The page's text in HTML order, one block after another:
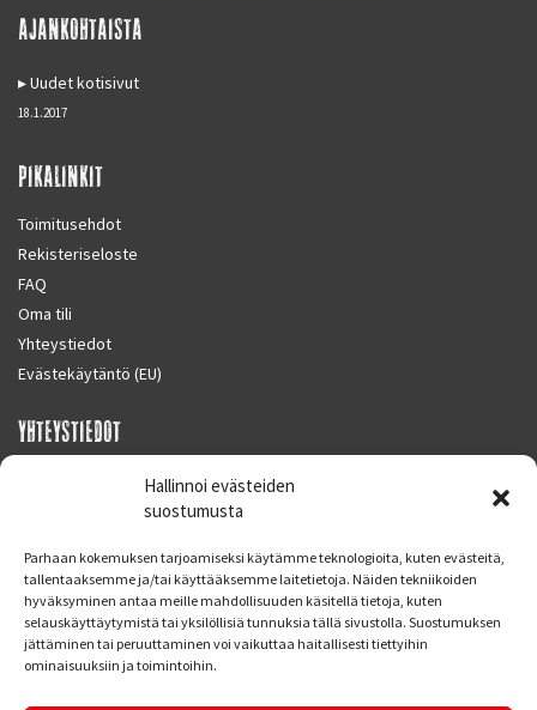
Hallinnoi evästeiden
suostumusta
Parhaan kokemuksen tarjoamiseksi käytämme teknologioita, kuten evästeitä,
tallentaaksemme ja/tai käyttääksemme laitetietoja. Näiden tekniikoiden
hyväksyminen antaa meille mahdollisuuden käsitellä tietoja, kuten
selauskäyttäytymistä tai yksilöllisiä tunnuksia tällä sivustolla. Suostumuksen
jättäminen tai peruuttaminen voi vaikuttaa haitallisesti tiettyihin
ominaisuuksiin ja toimintoihin.
AJANKOHTAISTA
Uudet kotisivut
18.1.2017
PIKALINKIT
Toimitusehdot
Rekisteriseloste
FAQ
Oma tili
Yhteystiedot
Evästekäytäntö (EU)
YHTEYSTIEDOT
SUPERMOTO CENTER
Finland
Puh. 09 221 7088
info at supermotocenter.fi